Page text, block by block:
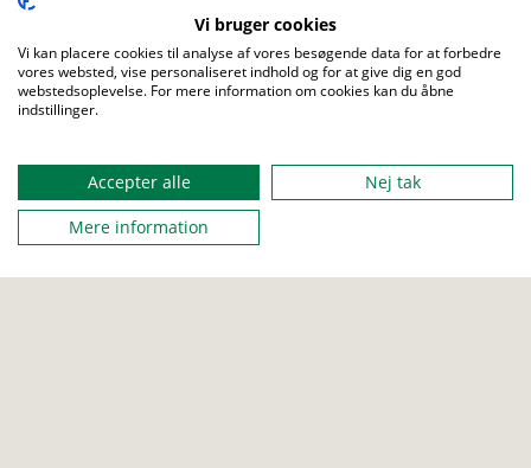
Menu
About us
Vi bruger cookies
Vi kan placere cookies til analyse af vores besøgende data for at forbedre
vores websted, vise personaliseret indhold og for at give dig en god
webstedsoplevelse. For mere information om cookies kan du åbne
indstillinger.
Accepter alle
Nej tak
Mere information